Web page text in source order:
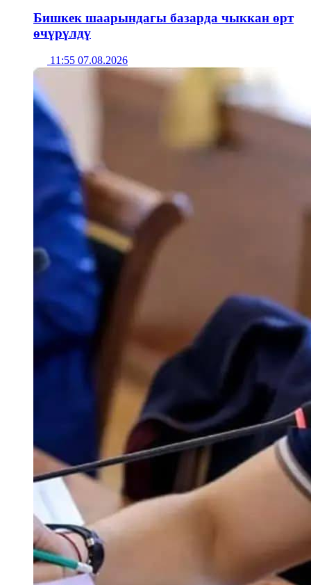
Бишкек шаарындагы базарда чыккан өрт
өчүрүлдү
11:55 07.08.2026